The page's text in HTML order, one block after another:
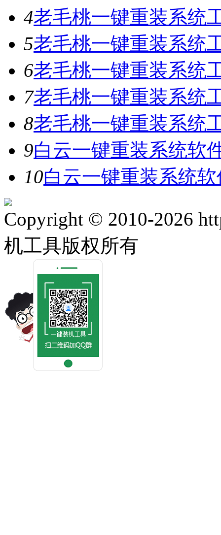
4老毛桃一键重装系统
5老毛桃一键重装系统
6老毛桃一键重装系统
7老毛桃一键重装系统
8老毛桃一键重装系统
9白云一键重装系统软
10白云一键重装系统
Copyright © 2010-2026
机工具版权所有